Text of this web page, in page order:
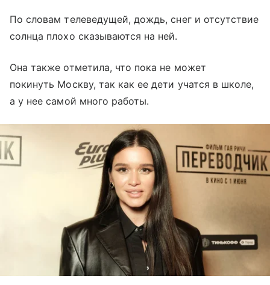
По словам телеведущей, дождь, снег и отсутствие
солнца плохо сказываются на ней.
Она также отметила, что пока не может
покинуть Москву, так как ее дети учатся в школе,
а у нее самой много работы.